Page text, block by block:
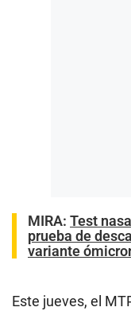
MIRA: Test
prueba de
variante
Este jueves, el